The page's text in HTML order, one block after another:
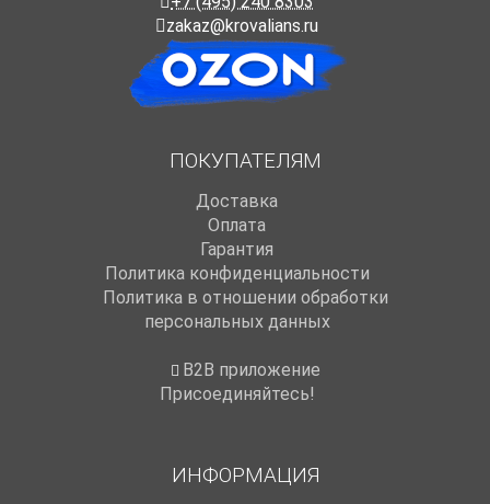
zakaz@krovalians.ru
ПОКУПАТЕЛЯМ
Доставка
Оплата
Гарантия
Политика конфиденциальности
Политика в отношении обработки
персональных данных
B2B приложение
Присоединяйтесь!
ИНФОРМАЦИЯ